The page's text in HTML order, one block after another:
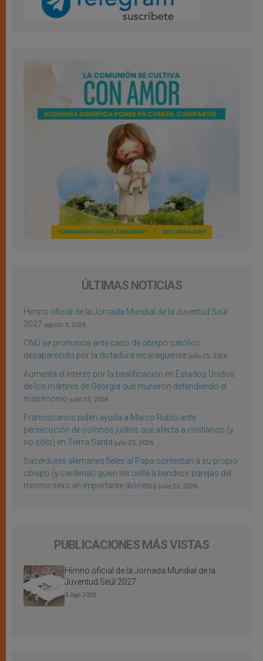
ÚLTIMAS NOTICIAS
Himno oficial de la Jornada Mundial de la Juventud Seúl
2027 agosto 3, 2026
ONU se pronuncia ante caso de obispo católico
desaparecido por la dictadura nicaragüense julio 25, 2026
Aumenta el interés por la beatificación en Estados Unidos
de los mártires de Georgia que murieron defendiendo el
matrimonio julio 25, 2026
Franciscanos piden ayuda a Marco Rubio ante
persecución de colonos judíos que afecta a cristianos (y
no sólo) en Tierra Santa julio 25, 2026
Sacerdotes alemanes fieles al Papa contestan a su propio
obispo (y cardenal) quien les orilla a bendecir parejas del
mismo sexo en importante diócesis julio 25, 2026
PUBLICACIONES MÁS VISTAS
Himno oficial de la Jornada Mundial de la
Juventud Seúl 2027
3 Ago 2026